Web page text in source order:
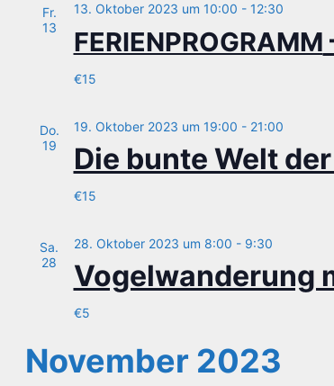
Fr.
13
FERIENPROGRAMM
13. Oktober 2023 um 10:00 - 12:30
€15
Do.
19
Die bun­te Welt
19. Oktober 2023 um 19:00 - 21:00
€15
Sa.
28
Vogel­wan­de­rung
28. Oktober 2023 um 8:00 - 9:30
€5
November 2023